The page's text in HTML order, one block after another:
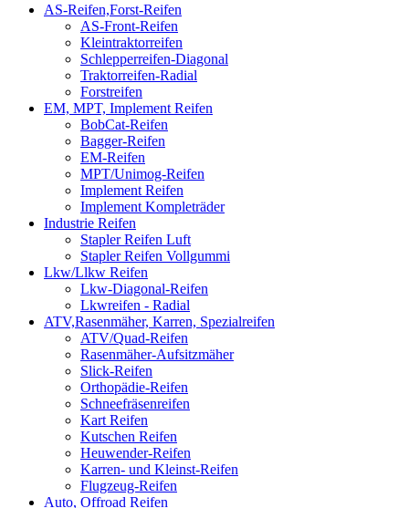
AS-Reifen,Forst-Reifen
AS-Front-Reifen
Kleintraktorreifen
Schlepperreifen-Diagonal
Traktorreifen-Radial
Forstreifen
EM, MPT, Implement Reifen
BobCat-Reifen
Bagger-Reifen
EM-Reifen
MPT/Unimog-Reifen
Implement Reifen
Implement Kompleträder
Industrie Reifen
Stapler Reifen Luft
Stapler Reifen Vollgummi
Lkw/Llkw Reifen
Lkw-Diagonal-Reifen
Lkwreifen - Radial
ATV,Rasenmäher, Karren, Spezialreifen
ATV/Quad-Reifen
Rasenmäher-Aufsitzmäher
Slick-Reifen
Orthopädie-Reifen
Schneefräsenreifen
Kart Reifen
Kutschen Reifen
Heuwender-Reifen
Karren- und Kleinst-Reifen
Flugzeug-Reifen
Auto, Offroad Reifen